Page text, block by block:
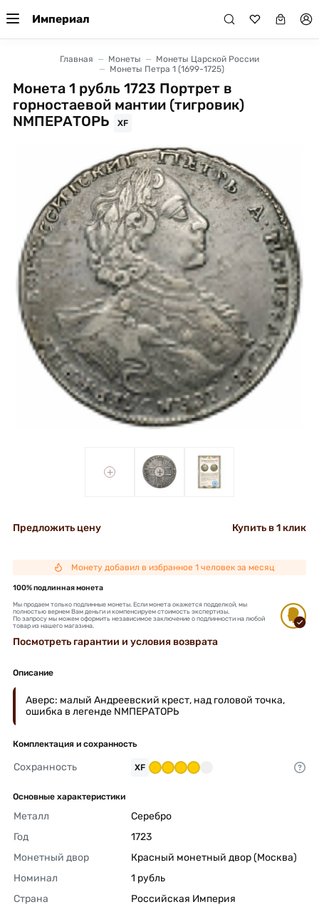
Империал
Главная Монеты
Монеты Царской России
Монеты Петра 1 (1699-1725)
Монета 1 рубль 1723 Портрет в
горностаевой мантии (тигровик)
NМПЕРАТОРЬ
XF
+ +
Предложить цену Купить в 1 клик
Монету добавил в избранное 1 человек за месяц
100% подлинная монета
Мы продаем только подлинные монеты. Если монета окажется подделкой, мы
полностью вернем Вам деньги и компенсируем стоимость экспертизы.
По запросу мы можем оформить независимое заключение о подлинности на любой
товар из нашего магазина.
Посмотреть гарантии и условия возврата
Описание
Аверс: малый Андреевский крест, над головой точка,
ошибка в легенде NМПЕРАТОРЬ
Комплектация и сохранность
Сохранность XF
Основные характеристики
Металл
Серебро
Год
1723
Монетный двор
Красный монетный двор (Москва)
Номинал
1 рубль
Страна
Российская Империя